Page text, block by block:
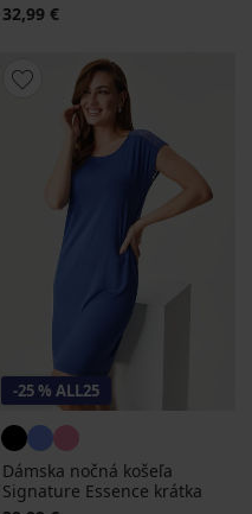
32,99 €
-25 % ALL25
Dámska nočná košeľa
Signature Essence krátka